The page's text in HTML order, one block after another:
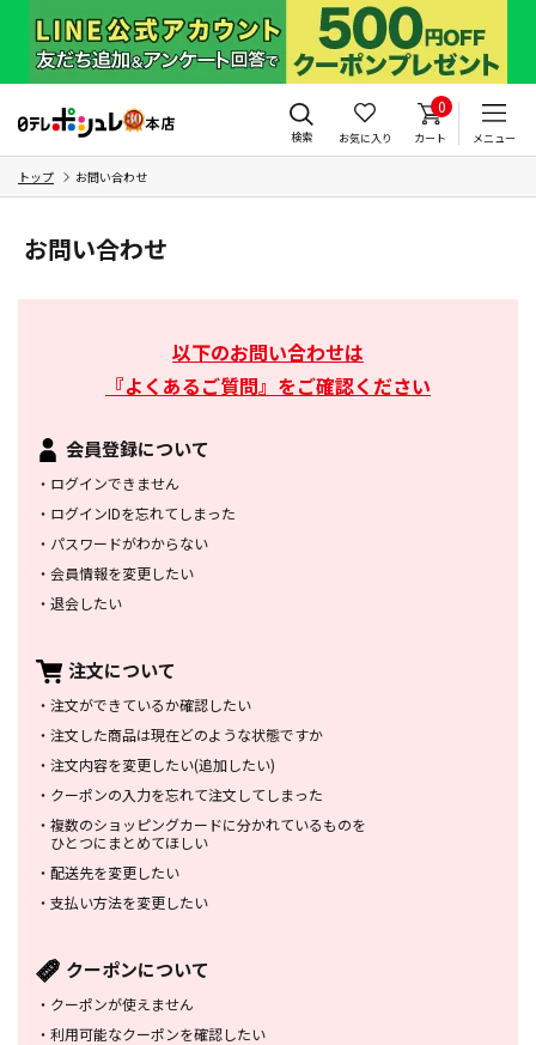
検索 お気に入り
0
カート メニュー
トップ お問い合わせ
お問い合わせ
以下のお問い合わせは
『よくあるご質問』をご確認ください
会員登録について
・ ログインできません
・ ログインIDを忘れてしまった
・ パスワードがわからない
・ 会員情報を変更したい
・ 退会したい
注文について
・ 注文ができているか確認したい
・ 注文した商品は現在どのような状態ですか
・ 注文内容を変更したい(追加したい)
・ クーポンの入力を忘れて注文してしまった
・ 複数のショッピングカードに分かれているものを
ひとつにまとめてほしい
・ 配送先を変更したい
・ 支払い方法を変更したい
クーポンについて
・ クーポンが使えません
・ 利用可能なクーポンを確認したい